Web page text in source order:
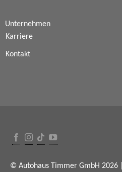
Unternehmen
Karriere
Kontakt
© Autohaus Timmer GmbH 2026 |